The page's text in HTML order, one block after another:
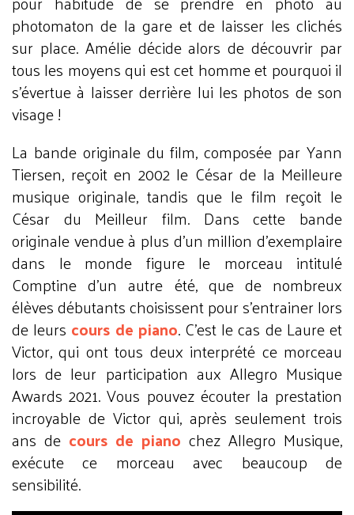
photomaton de la gare et de laisser les clichés
sur place. Amélie décide alors de découvrir par
tous les moyens qui est cet homme et pourquoi il
s’évertue à laisser derrière lui les photos de son
visage !
La bande originale du film, composée par Yann
Tiersen, reçoit en 2002 le César de la Meilleure
musique originale, tandis que le film reçoit le
César du Meilleur film. Dans cette bande
originale vendue à plus d’un million d’exemplaire
dans le monde figure le morceau intitulé
Comptine d’un autre été, que de nombreux
élèves débutants choisissent pour s’entrainer lors
de leurs cours de piano. C’est le cas de Laure et
Victor, qui ont tous deux interprété ce morceau
lors de leur participation aux Allegro Musique
Awards 2021. Vous pouvez écouter la prestation
incroyable de Victor qui, après seulement trois
ans de cours de piano chez Allegro Musique,
exécute ce morceau avec beaucoup de
sensibilité.